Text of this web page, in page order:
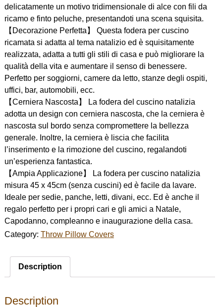
delicatamente un motivo tridimensionale di alce con fili da
ricamo e finto peluche, presentandoti una scena squisita.
【Decorazione Perfetta】 Questa fodera per cuscino
ricamata si adatta al tema natalizio ed è squisitamente
realizzata, adatta a tutti gli stili di casa e può migliorare la
qualità della vita e aumentare il senso di benessere.
Perfetto per soggiorni, camere da letto, stanze degli ospiti,
uffici, bar, automobili, ecc.
【Cerniera Nascosta】 La fodera del cuscino natalizia
adotta un design con cerniera nascosta, che la cerniera è
nascosta sul bordo senza compromettere la bellezza
generale. Inoltre, la cerniera è liscia che facilita
l’inserimento e la rimozione del cuscino, regalandoti
un’esperienza fantastica.
【Ampia Applicazione】 La fodera per cuscino natalizia
misura 45 x 45cm (senza cuscini) ed è facile da lavare.
Ideale per sedie, panche, letti, divani, ecc. Ed è anche il
regalo perfetto per i propri cari e gli amici a Natale,
Capodanno, compleanno e inaugurazione della casa.
Category: Throw Pillow Covers
Description
Description